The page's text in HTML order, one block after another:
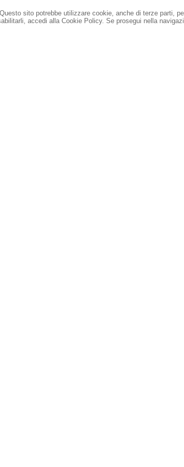
sito potrebbe utilizzare cookie, anche di terze parti,
accedi alla Cookie Policy. Se prosegui nella